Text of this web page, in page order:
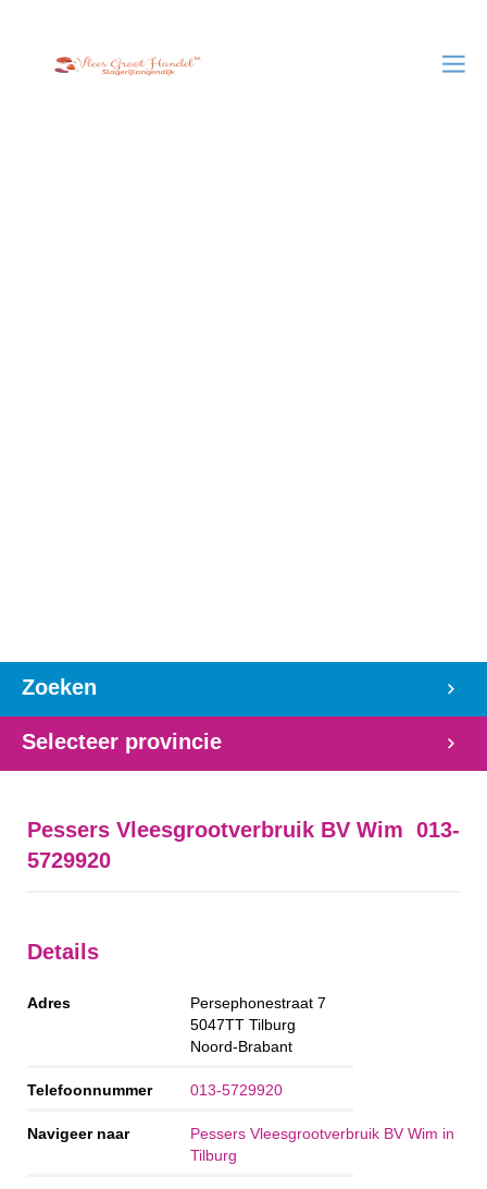
Zoeken
Selecteer provincie
Pessers Vleesgrootverbruik BV Wim 013-
5729920
Details
Adres
Persephonestraat 7
5047TT Tilburg
Noord-Brabant
Telefoonnummer 013-5729920
Navigeer naar
Pessers Vleesgrootverbruik BV Wim in
Tilburg